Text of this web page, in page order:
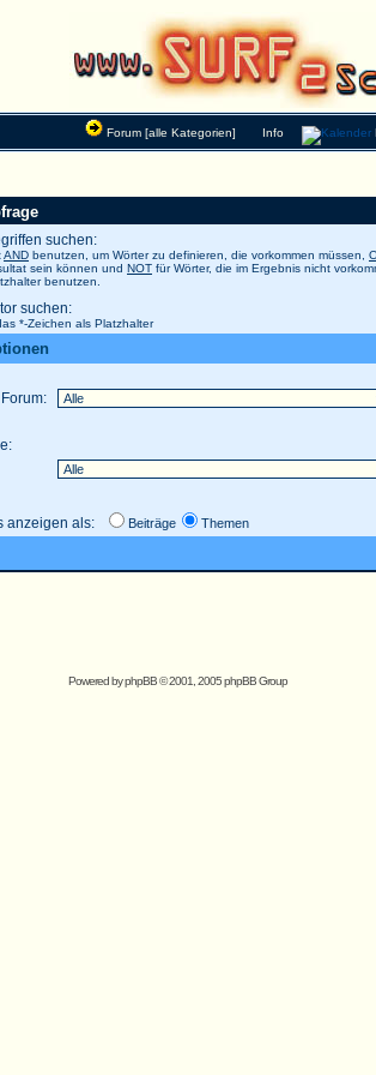
Forum [alle Kategorien] Info
suchen:
AND benutzen, um Wörter zu definieren, die vorkommen müssen,
sein können und NOT für Wörter, die im Ergebnis nicht
benutzen.
suchen:
*-Zeichen als Platzhalter
Forum:
anzeigen als: Beiträge Themen
Powered byphpBB© 2001, 2005 phpBB Group